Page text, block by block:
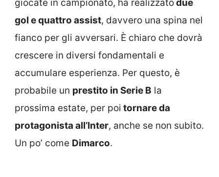
giocate in campionato, ha realizzatodue
gol e quattro assist, davvero una spina nel
fianco per gli avversari. È chiaro che dovrà
crescere in diversi fondamentali e
accumulare esperienza. Per questo, è
probabile un prestito in Serie B la
prossima estate, per poi tornare da
protagonista all’Inter, anche se non subito.
Un po’ come Dimarco.